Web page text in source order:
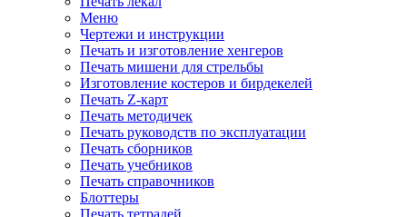
Меню
Чертежи и инструкции
Печать и изготовление хенгеров
Печать мишени для стрельбы
Изготовление костеров и бирдекелей
Печать Z-карт
Печать методичек
Печать руководств по эксплуатации
Печать сборников
Печать учебников
Печать справочников
Блоттеры
Печать тетрадей